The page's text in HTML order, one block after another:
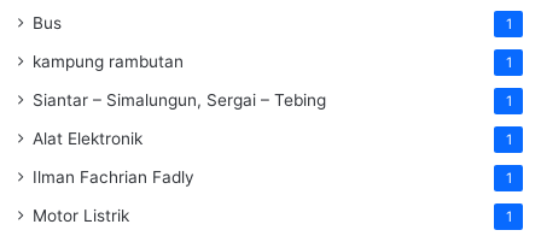
Bus 1
kampung rambutan 1
Siantar – Simalungun, Sergai – Tebing 1
Alat Elektronik 1
Ilman Fachrian Fadly 1
Motor Listrik 1